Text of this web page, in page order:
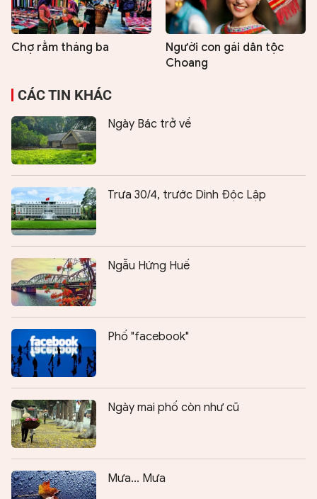
Chợ rằm tháng ba
Người con gái dân tộc
Choang
CÁC TIN KHÁC
Ngày Bác trở về
Trưa 30/4, trước Dinh Độc Lập
Ngẫu Hứng Huế
Phố "facebook"
Ngày mai phố còn như cũ
Mưa... Mưa